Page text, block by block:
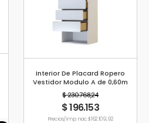
Interior De Placard Ropero
Vestidor Modulo A de 0,60m
$ 230.768,24
$ 196.153
Precio s/imp. nac. $ 162.109,92